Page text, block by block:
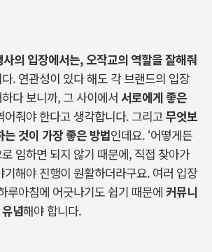
사의 입장에서는,오작교의 역할을 잘해줘
. 연관성이 있다 해도 각 브랜드의 입장
다 보니까, 그 사이에서 서로에게 좋은
어줘야 한다고 생각합니다. 그리고무엇보
것이 가장 좋은 방법인데요. ‘어떻게든
임하면 되지 않기 때문에, 직접 찾아가
기해야 진행이 원활하더라구요. 여러 입장
루아침에 어긋나기도 쉽기 때문에 커뮤니
념해야 합니다.